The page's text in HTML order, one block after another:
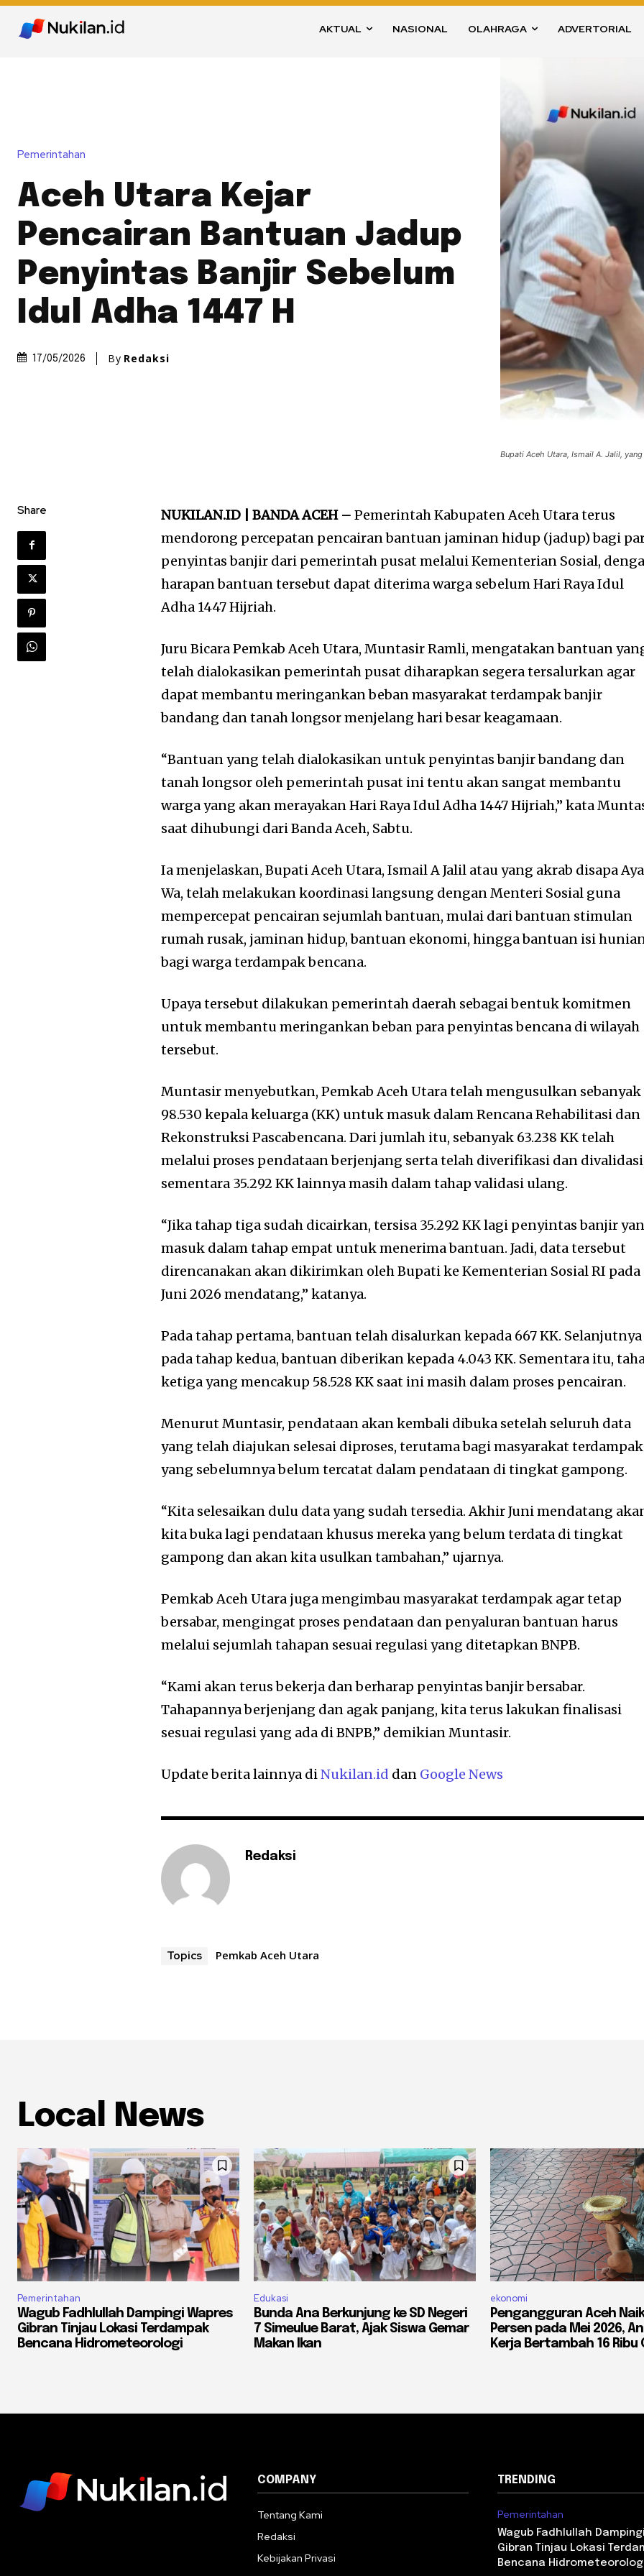
AKTUAL NASIONAL OLAHRAGA ADVERTORIAL
Pemerintahan
Aceh Utara Kejar
Pencairan Bantuan Jadup
Penyintas Banjir Sebelum
Idul Adha 1447 H
17/05/2026 By Redaksi
Bupati Aceh Utara, Ismail A. Jalil,
Share NUKILAN.ID | BANDA ACEH –Pemerintah KabupatenAceh Utaraterus
mendorong percepatan pencairan bantuan jaminan hidup (jadup) bagi
penyintas banjir dari pemerintah pusat melalui Kementerian Sosial,
harapan bantuan tersebut dapat diterima warga sebelum Hari Raya Idul
Adha 1447 Hijriah.
Juru Bicara Pemkab Aceh Utara, Muntasir Ramli, mengatakan bantuan
telah dialokasikan pemerintah pusat diharapkan segera tersalurkan agar
dapat membantu meringankan beban masyarakat terdampak banjir
bandang dan tanah longsor menjelang hari besar keagamaan.
“Bantuan yang telah dialokasikan untuk penyintas banjir bandang dan
tanah longsor oleh pemerintah pusat ini tentu akan sangat membantu
warga yang akan merayakan Hari Raya Idul Adha 1447 Hijriah,” kata
saat dihubungi dari Banda Aceh, Sabtu.
Ia menjelaskan, Bupati Aceh Utara, Ismail A Jalil atau yang akrab disapa
Wa, telah melakukan koordinasi langsung dengan Menteri Sosial guna
mempercepat pencairan sejumlah bantuan, mulai dari bantuan stimulan
rumah rusak, jaminan hidup, bantuan ekonomi, hingga bantuan isi
bagi warga terdampak bencana.
Upaya tersebut dilakukan pemerintah daerah sebagai bentuk komitmen
untuk membantu meringankan beban para penyintas bencana di wilayah
tersebut.
Muntasir menyebutkan, Pemkab Aceh Utara telah mengusulkan sebanyak
98.530 kepala keluarga (KK) untuk masuk dalam Rencana Rehabilitasi dan
Rekonstruksi Pascabencana. Dari jumlah itu, sebanyak 63.238 KK telah
melalui proses pendataan berjenjang serta telah diverifikasi dan
sementara 35.292 KK lainnya masih dalam tahap validasi ulang.
“Jika tahap tiga sudah dicairkan, tersisa 35.292 KK lagi penyintas banjir
masuk dalam tahap empat untuk menerima bantuan. Jadi, data tersebut
direncanakan akan dikirimkan oleh Bupati ke Kementerian Sosial RI pada
Juni 2026 mendatang,” katanya.
Pada tahap pertama, bantuan telah disalurkan kepada 667 KK. Selanjutnya
pada tahap kedua, bantuan diberikan kepada 4.043 KK. Sementara itu,
ketiga yang mencakup 58.528 KK saat ini masih dalam proses pencairan.
Menurut Muntasir, pendataan akan kembali dibuka setelah seluruh data
yang telah diajukan selesai diproses, terutama bagi masyarakat terdampak
yang sebelumnya belum tercatat dalam pendataan di tingkat gampong.
“Kita selesaikan dulu data yang sudah tersedia. Akhir Juni mendatang
kita buka lagi pendataan khusus mereka yang belum terdata di tingkat
gampong dan akan kita usulkan tambahan,” ujarnya.
Pemkab Aceh Utara juga mengimbau masyarakat terdampak agar tetap
bersabar, mengingat proses pendataan dan penyaluran bantuan harus
melalui sejumlah tahapan sesuai regulasi yang ditetapkan BNPB.
“Kami akan terus bekerja dan berharap penyintas banjir bersabar.
Tahapannya berjenjang dan agak panjang, kita terus lakukan finalisasi
sesuai regulasi yang ada di BNPB,” demikian Muntasir.
Update berita lainnya diNukilan.id dan Google News
Redaksi
Topics Pemkab Aceh Utara
Local News
Pemerintahan
Wagub Fadhlullah Dampingi Wapres
Gibran Tinjau Lokasi Terdampak
Bencana Hidrometeorologi
Edukasi
Bunda Ana Berkunjung ke SD Negeri
7 Simeulue Barat, Ajak Siswa Gemar
Makan Ikan
ekonomi
Pengangguran Aceh
Persen pada Mei 2026,
Kerja Bertambah 16 Ribu
COMPANY
Tentang Kami
Redaksi
Kebijakan Privasi
TRENDING
Pemerintahan
Wagub Fadhlullah
Gibran Tinjau Lokasi
Bencana